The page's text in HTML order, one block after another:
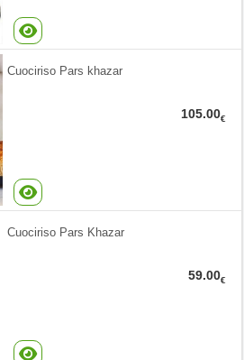
Cuociriso Pars khazar
105.00€
Cuociriso Pars Khazar
59.00€